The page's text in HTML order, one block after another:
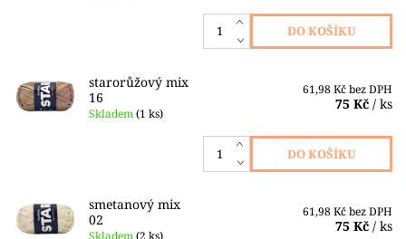
starorůžový mix
16
Skladem(1 ks)
61,98 Kč bez DPH
75 Kč / ks
smetanový mix
02
Skladem (2 ks)
61,98 Kč bez DPH
75 Kč / ks